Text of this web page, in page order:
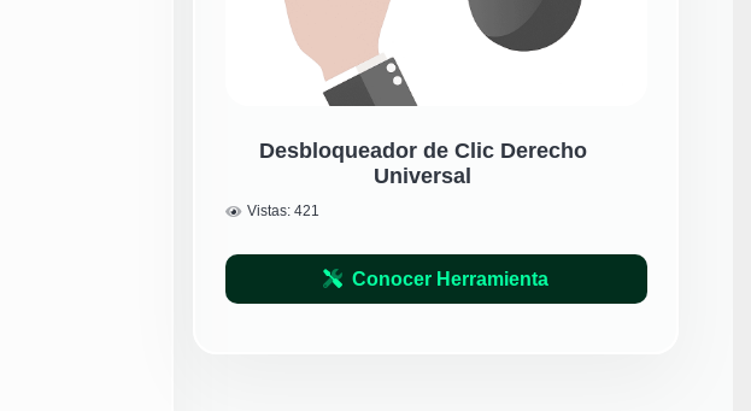
Desbloqueador de Clic Derecho
Universal
Vistas:421
Conocer Herramienta